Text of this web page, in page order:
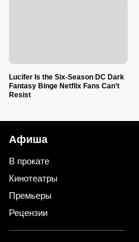
Lucifer Is the Six-Season DC Dark
Fantasy Binge Netflix Fans Can’t
Resist
Афиша
В прокате
Кинотеатры
Премьеры
Рецензии